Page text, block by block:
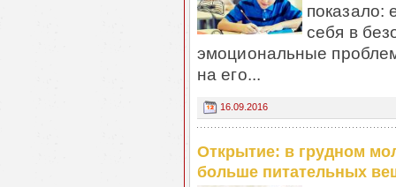
показало:
себя в
эмоциональные
на его...
16.09.2016
Открытие: в грудном
больше питательных